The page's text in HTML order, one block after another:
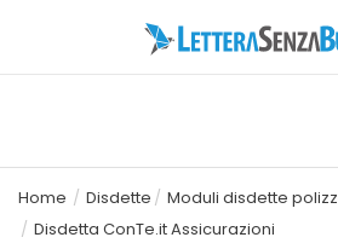
Home Disdette
Moduli disdette
Disdetta ConTe.it Assicurazioni